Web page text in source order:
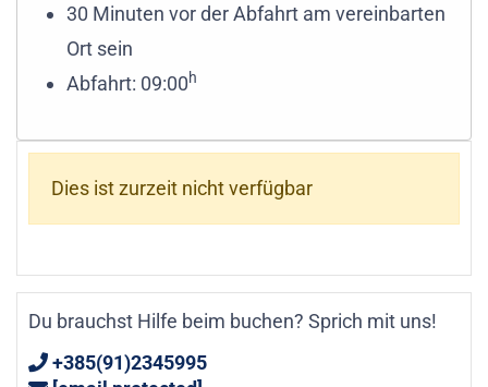
30 Minuten vor der Abfahrt am vereinbarten
Ort sein
Abfahrt: 09:00h
Dies ist zurzeit nicht verfügbar
Du brauchst Hilfe beim buchen? Sprich mit uns!
+385(91)2345995